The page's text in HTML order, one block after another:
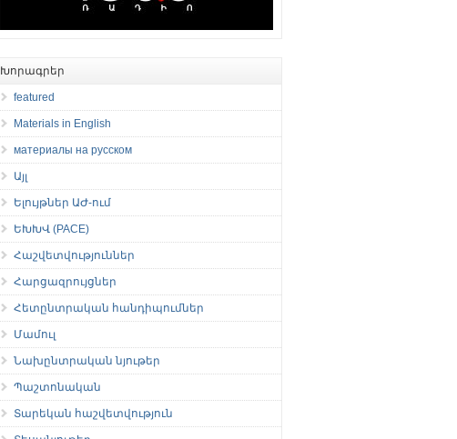
Խորագրեր
featured
Materials in English
материалы на русском
Այլ
Ելույթներ ԱԺ-ում
ԵԽԽՎ (PACE)
Հաշվետվություններ
Հարցազրույցներ
Հետընտրական հանդիպումներ
Մամուլ
Նախընտրական նյութեր
Պաշտոնական
Տարեկան հաշվետվություն